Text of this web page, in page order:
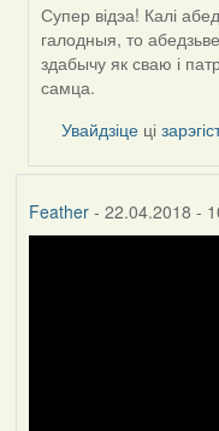
In
reply
to
by
Feather
Супер відэа! Калі
галодныя, то
здабычу як сваю і
самца.
Увайдзіце ці
Feather- 22.04.2018 -